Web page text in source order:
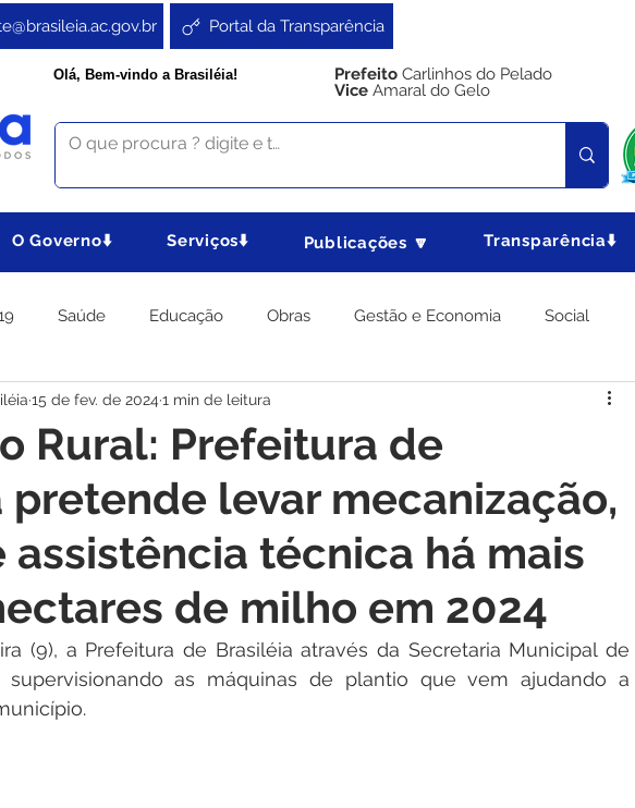
Portal da Transparência
Olá, Bem-vindo a Brasiléia! Prefeito Carlinhos do Pelado
Vice Amaral do Gelo
O Governo⬇️ Serviços⬇️ Publicações 🔽 Transparência⬇️
Saúde Educação Obras Gestão e Economia Social
Gabinete Agricultura e Produção Meio Ambiente
Campanhas Datas Comemorativas Dengue
Seminários Segurança pública Inauguração
Rural: Prefeitura de
pretende levar mecanização,
assistência técnica há mais
de milho em 2024
15 de fev. de 2024 1 min de leitura
(9), a Prefeitura de Brasiléia através da Secretaria Municipal de
supervisionando as máquinas de plantio que vem ajudando a